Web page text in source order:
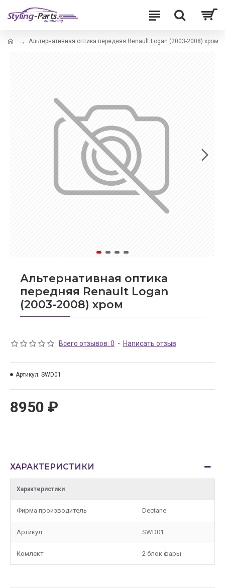
Альтернативная оптика передняя Renault Logan (2003-2008) хром
Альтернативная оптика
передняя Renault Logan
(2003-2008) хром
Всего отзывов: 0 - Написать отзыв
8950 ₽
Артикул: SWD01
ХАРАКТЕРИСТИКИ
Характеристики
Фирма производитель Dectane
Артикул SWD01
Комлект 2 блок фары